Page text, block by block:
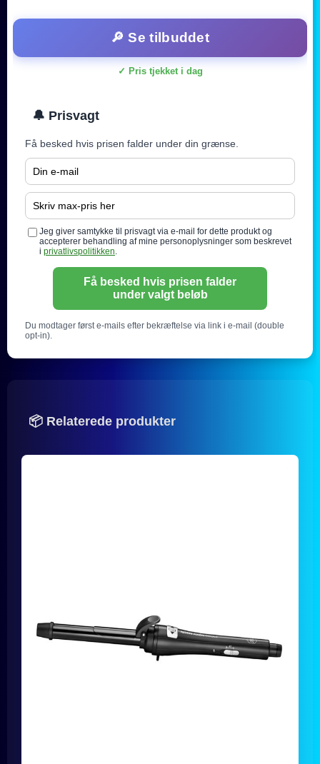
🔎 Se tilbuddet
✓ Pris tjekket i dag
🔔 Prisvagt
Få besked hvis prisen falder under din grænse.
Jeg giver samtykke til prisvagt via e-mail for dette produkt og
accepterer behandling af mine personoplysninger som beskrevet
i privatlivspolitikken.
Få besked hvis prisen falder
under valgt beløb
Du modtager først e-mails efter bekræftelse via link i e-mail (double
opt-in).
📦 Relaterede produkter